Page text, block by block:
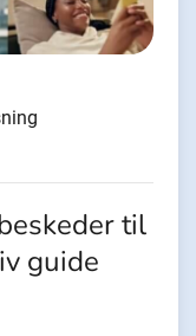
til
guide